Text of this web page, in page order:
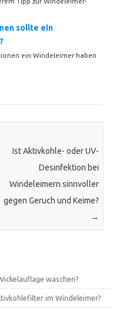
sollte ein
ein Windeleimer haben
Ist Aktivkohle- oder UV-
Desinfektion bei
Windeleimern sinnvoller
gegen Geruch und Keime?
→
waschen?
im Windeleimer?